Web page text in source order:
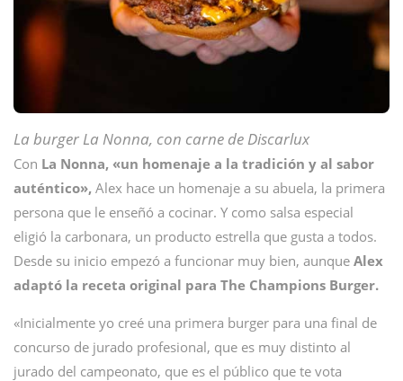
La burger La Nonna, con carne de Discarlux
Con La Nonna, «un homenaje a la tradición y al sabor
auténtico», Alex hace un homenaje a su abuela, la primera
persona que le enseñó a cocinar. Y como salsa especial
eligió la carbonara, un producto estrella que gusta a todos.
Desde su inicio empezó a funcionar muy bien, aunque Alex
adaptó la receta original para The Champions Burger.
«Inicialmente yo creé una primera burger para una final de
concurso de jurado profesional, que es muy distinto al
jurado del campeonato, que es el público que te vota